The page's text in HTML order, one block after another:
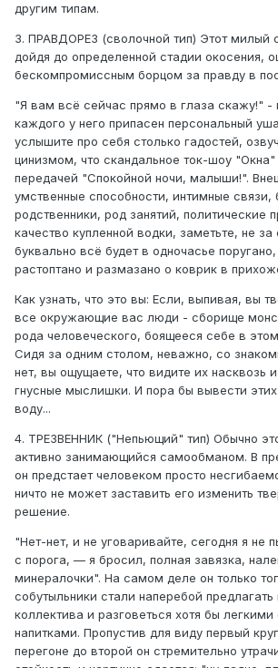
другим типам.
3. ПРАВДОРЕЗ (сволочной тип) Этот милый
дойдя до определенной стадии окосения,
бескомпромиссным борцом за правду в
"Я вам всё сейчас прямо в глаза скажу!" -
каждого у него припасен персональный
услышите про себя столько гадостей,
цинизмом, что скандальное ток-шоу
передачей "Спокойной ночи, малыши!".
умственные способности, интимные
родственники, род занятий, политические
качество купленной водки, заметьте, не за
буквально всё будет в одночасье
растоптано и размазано о коврик в
Как узнать, что это вы: Если, выпивая, вы
все окружающие вас люди - сборище
рода человеческого, боящееся себе в
Сидя за одним столом, неважно, со
нет, вы ощущаете, что видите их насквозь
гнусные мыслишки. И пора бы вывести
воду...
4. ТРЕЗВЕННИК ("Непьющий" тип) Обычно
активно занимающийся самообманом. В
он предстает человеком просто
ничто не может заставить его изменить
решение.
"Нет-нет, и не уговаривайте, сегодня я не
с порога, — я бросил, полная завязка,
минералочки". На самом деле он только
собутыльники стали наперебой предлагать
коллектива и разговеться хотя бы
напитками. Пропустив для виду первый
перегоне до второй он стремительно